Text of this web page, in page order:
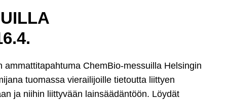
ChemBio-messuilla Helsingin
tuomassa vierailijoille tietoutta liittyen
ja niihin liittyvään lainsäädäntöön. Löydät